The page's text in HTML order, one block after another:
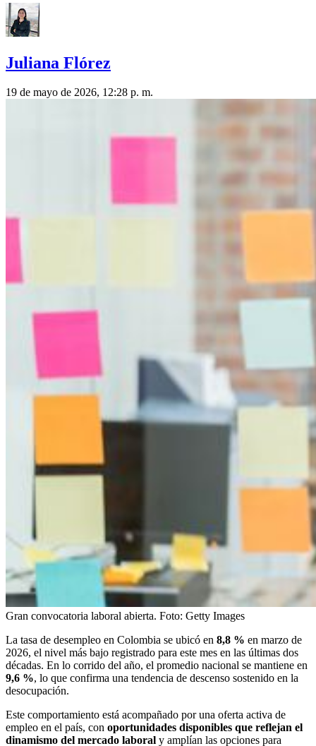
Juliana Flórez
19 de mayo de 2026, 12:28 p. m.
Gran convocatoria laboral abierta. Foto: Getty Images
La tasa de desempleo en Colombia se ubicó en 8,8 % en marzo de
2026, el nivel más bajo registrado para este mes en las últimas dos
décadas. En lo corrido del año, el promedio nacional se mantiene en
9,6 %, lo que confirma una tendencia de descenso sostenido en la
desocupación.
Este comportamiento está acompañado por una oferta activa de
empleo en el país, con oportunidades disponibles que reflejan el
dinamismo del mercado laboral y amplían las opciones para